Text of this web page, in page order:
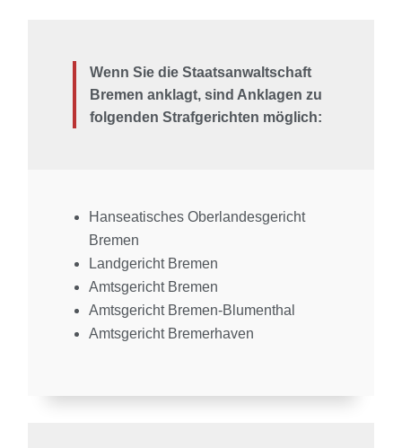
Wenn Sie die Staatsanwaltschaft
Bremen anklagt, sind Anklagen zu
folgenden Strafgerichten möglich:
Hanseatisches Oberlandesgericht
Bremen
Landgericht Bremen
Amtsgericht Bremen
Amtsgericht Bremen-Blumenthal
Amtsgericht Bremerhaven